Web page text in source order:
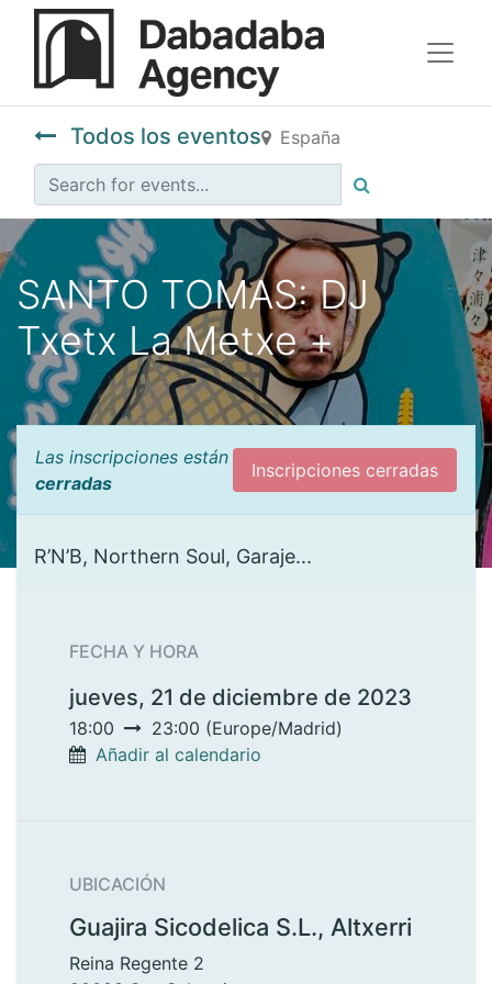
Todos los eventos España
SANTO TOMAS: DJ
Txetx La Metxe +
Las inscripciones están
cerradas
Inscripciones cerradas
R’N’B, Northern Soul, Garaje...
FECHA Y HORA
jueves, 21 de diciembre de 2023
18:00 23:00 (Europe/Madrid)
Añadir al calendario
UBICACIÓN
Guajira Sicodelica S.L., Altxerri
Reina Regente 2